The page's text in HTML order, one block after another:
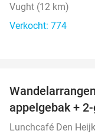
Vught (12 km)
Verkocht: 774
appelgebak +
Lunchcafé Den